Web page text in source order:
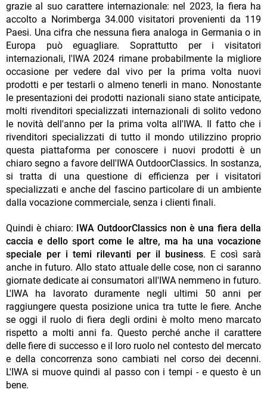
grazie al suo carattere internazionale: nel 2023, la fiera ha
accolto a Norimberga 34.000 visitatori provenienti da 119
Paesi. Una cifra che nessuna fiera analoga in Germania o in
Europa può eguagliare. Soprattutto per i visitatori
internazionali, l'IWA 2024 rimane probabilmente la migliore
occasione per vedere dal vivo per la prima volta nuovi
prodotti e per testarli o almeno tenerli in mano. Nonostante
le presentazioni dei prodotti nazionali siano state anticipate,
molti rivenditori specializzati internazionali di solito vedono
le novità dell'anno per la prima volta all'IWA. Il fatto che i
rivenditori specializzati di tutto il mondo utilizzino proprio
questa piattaforma per conoscere i nuovi prodotti è un
chiaro segno a favore dell'IWA OutdoorClassics. In sostanza,
si tratta di una questione di efficienza per i visitatori
specializzati e anche del fascino particolare di un ambiente
dalla vocazione commerciale, senza i clienti finali.
Quindi è chiaro: IWA OutdoorClassics non è una fiera della
caccia e dello sport come le altre, ma ha una vocazione
speciale per i temi rilevanti per il business. E così sarà
anche in futuro. Allo stato attuale delle cose, non ci saranno
giornate dedicate ai consumatori all'IWA nemmeno in futuro.
L'IWA ha lavorato duramente negli ultimi 50 anni per
raggiungere questa posizione unica tra tutte le fiere. Anche
se oggi il ruolo di fiera degli ordini è molto meno marcato
rispetto a molti anni fa. Questo perché anche il carattere
delle fiere di successo e il loro ruolo nel contesto del mercato
e della concorrenza sono cambiati nel corso dei decenni.
L'IWA si muove quindi al passo con i tempi - e questo è un
bene.